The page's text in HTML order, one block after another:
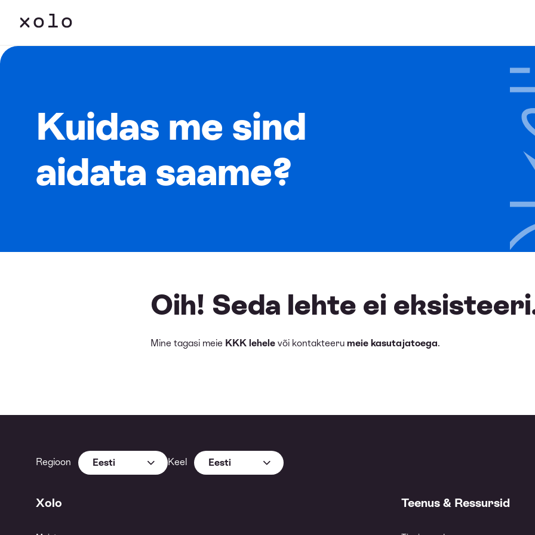
Kuidas me sind
aidata saame?
Oih! Seda lehte ei
Mine tagasi meie KKK lehele või kontakteeru meie kasutajatoega.
Regioon Eesti Keel Eesti
Xolo Teenus & Ressursid